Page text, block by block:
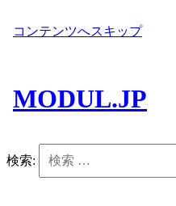
コンテンツへスキップ
MODUL.JP
検索: